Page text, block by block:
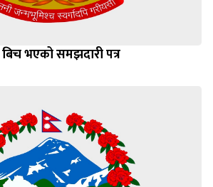
बिच भएको समझदारी पत्र